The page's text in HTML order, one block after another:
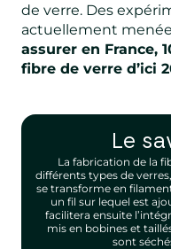
de verre. Des
actuellement
assurer en France,
fibre de verre d’ici
Le
La fabrication de la
différents types de
se transforme en
un fil sur lequel est
facilitera ensuite
mis en bobines et
sont